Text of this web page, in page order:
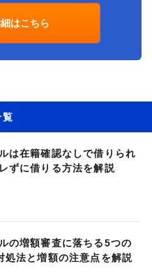
はこちら
覧
は在籍確認なしで借りられ
ずに借りる方法を解説
の増額審査に落ちる5つの
処法と増額の注意点を解説